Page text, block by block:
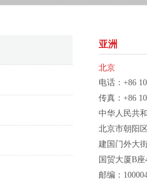
亚洲
北京
电话：+86
传真：+86
中华人民共
北京市朝阳
建国门外大
国贸大厦B座
邮编：